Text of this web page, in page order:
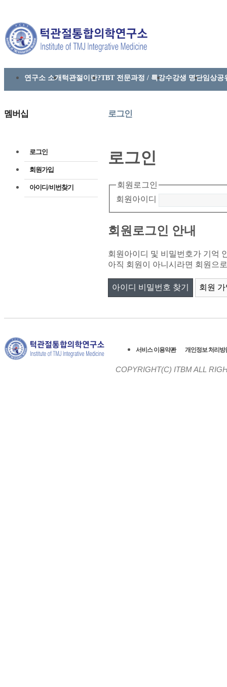
연구소 소개 턱관절이란?TBT 전문과정 / 특강수강생 명단임상공
멤버십
로그인
회원가입
아이디/비번찾기
로그인
로그인
회원로그인
회원아이디
회원로그인 안내
회원아이디 및 비밀번호가 기억
아직 회원이 아니시라면 회원으
아이디 비밀번호 찾기 회원
서비스 이용약관 개인정보 처리방
COPYRIGHT(C) ITBM ALL